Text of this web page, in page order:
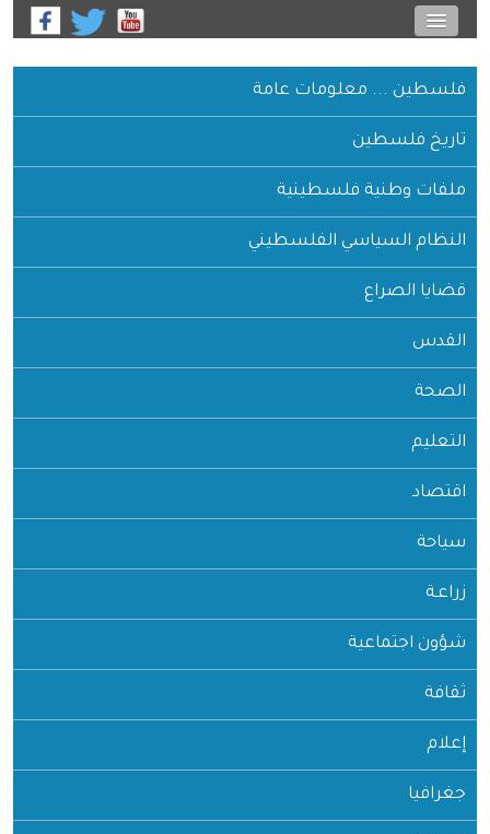
فلسطين ... معلومات عامة
تاريخ فلسطين
ملفات وطنية فلسطينية
النظام السياسي الفلسطيني
قضايا الصراع
القدس
الصحة
التعليم
اقتصاد
سياحة
زراعـة
شؤون اجتماعية
ثقافة
إعلام
جغرافيا